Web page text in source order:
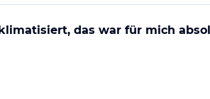
der
inkl.
das war für mich